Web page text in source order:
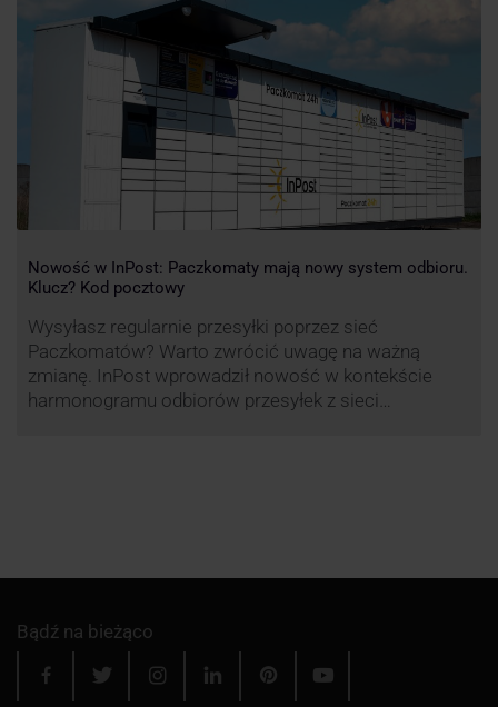
Nowość w InPost: Paczkomaty mają nowy system odbioru.
Klucz? Kod pocztowy
Wysyłasz regularnie przesyłki poprzez sieć
Paczkomatów? Warto zwrócić uwagę na ważną
zmianę. InPost wprowadził nowość w kontekście
harmonogramu odbiorów przesyłek z sieci
Bądź na bieżąco